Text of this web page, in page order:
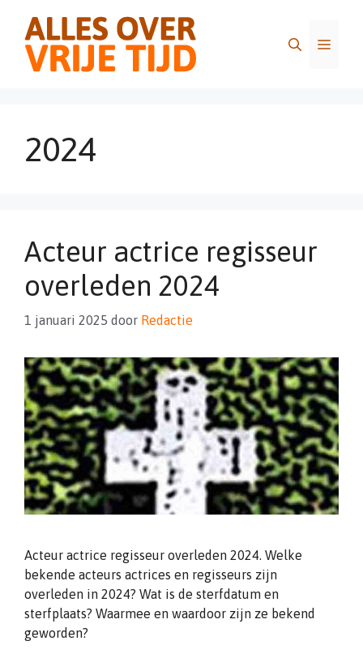
inhoud
Menu
2024
Acteur actrice regisseur
overleden 2024
1 januari 2025 door Redactie
Acteur actrice regisseur overleden 2024. Welke
bekende acteurs actrices en regisseurs zijn
overleden in 2024? Wat is de sterfdatum en
sterfplaats? Waarmee en waardoor zijn ze bekend
geworden?